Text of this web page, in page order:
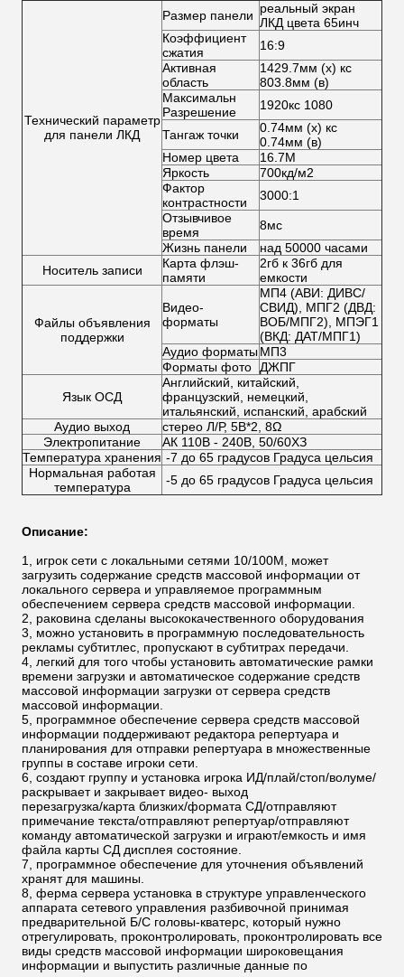
Технический параметр
для панели ЛКД
Размер панели реальный экран
ЛКД цвета 65инч
Коэффициент
сжатия
16:9
Активная
область
1429.7мм (х) кс
803.8мм (в)
Максимальн
Разрешение
1920кс 1080
Тангаж точки
0.74мм (х) кс
0.74мм (в)
Номер цвета
16.7М
Яркость
700кд/м2
Фактор
контрастности
3000:1
Отзывчивое
время
8мс
Жизнь панели
над 50000 часами
Носитель записи
Карта флэш-
памяти
2гб к 36гб для
емкости
Файлы объявления
поддержки
Видео-
форматы
МП4 (АВИ: ДИВС/
СВИД), МПГ2 (ДВД:
ВОБ/МПГ2), МПЭГ1
(ВКД: ДАТ/МПГ1)
Аудио форматы МП3
Форматы фото
ДЖПГ
Язык ОСД
Английский, китайский,
французский, немецкий,
итальянский, испанский, арабский
Аудио выход
стерео Л/Р, 5В*2, 8Ω
Электропитание
АК 110В - 240В, 50/60ХЗ
Температура хранения -7 до 65 градусов Градуса цельсия
Нормальная работая
температура
-5 до 65 градусов Градуса цельсия
Описание:
1, игрок сети с локальными сетями 10/100М, может
загрузить содержание средств массовой информации от
локального сервера и управляемое программным
обеспечением сервера средств массовой информации.
2, раковина сделаны высококачественного оборудования
3, можно установить в программную последовательность
рекламы субтитлес, пропускают в субтитрах передачи.
4, легкий для того чтобы установить автоматические рамки
времени загрузки и автоматическое содержание средств
массовой информации загрузки от сервера средств
массовой информации.
5, программное обеспечение сервера средств массовой
информации поддерживают редактора репертуара и
планирования для отправки репертуара в множественные
группы в составе игроки сети.
6, создают группу и установка игрока ИД/плай/стоп/волуме/
раскрывает и закрывает видео- выход
перезагрузка/карта близких/формата СД/отправляют
примечание текста/отправляют репертуар/отправляют
команду автоматической загрузки и играют/емкость и имя
файла карты СД дисплея состояние.
7, программное обеспечение для уточнения объявлений
хранят для машины.
8, ферма сервера установка в структуре управленческого
аппарата сетевого управления разбивочной принимая
предварительной Б/С головы-кватерс, который нужно
отрегулировать, проконтролировать, проконтролировать все
виды средств массовой информации широковещания
информации и выпустить различные данные по